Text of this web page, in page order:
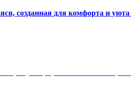
созданная для комфорта и уюта